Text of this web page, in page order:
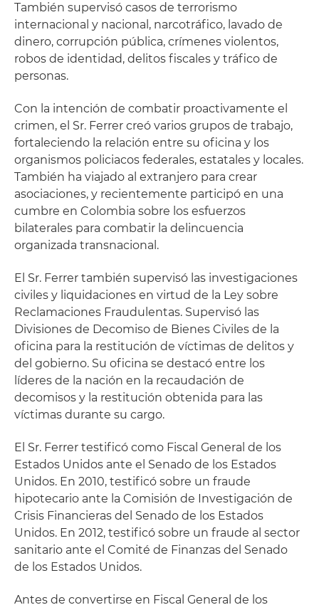
También supervisó casos de terrorismo
internacional y nacional, narcotráfico, lavado de
dinero, corrupción pública, crímenes violentos,
robos de identidad, delitos fiscales y tráfico de
personas.
Con la intención de combatir proactivamente el
crimen, el Sr. Ferrer creó varios grupos de trabajo,
fortaleciendo la relación entre su oficina y los
organismos policiacos federales, estatales y locales.
También ha viajado al extranjero para crear
asociaciones, y recientemente participó en una
cumbre en Colombia sobre los esfuerzos
bilaterales para combatir la delincuencia
organizada transnacional.
El Sr. Ferrer también supervisó las investigaciones
civiles y liquidaciones en virtud de la Ley sobre
Reclamaciones Fraudulentas. Supervisó las
Divisiones de Decomiso de Bienes Civiles de la
oficina para la restitución de víctimas de delitos y
del gobierno. Su oficina se destacó entre los
líderes de la nación en la recaudación de
decomisos y la restitución obtenida para las
víctimas durante su cargo.
El Sr. Ferrer testificó como Fiscal General de los
Estados Unidos ante el Senado de los Estados
Unidos. En 2010, testificó sobre un fraude
hipotecario ante la Comisión de Investigación de
Crisis Financieras del Senado de los Estados
Unidos. En 2012, testificó sobre un fraude al sector
sanitario ante el Comité de Finanzas del Senado
de los Estados Unidos.
Antes de convertirse en Fiscal General de los